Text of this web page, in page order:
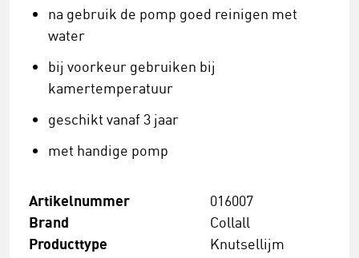
na gebruik de pomp goed reinigen met
water
bij voorkeur gebruiken bij
kamertemperatuur
geschikt vanaf 3 jaar
met handige pomp
Artikelnummer 016007
Brand Collall
Producttype Knutsellijm